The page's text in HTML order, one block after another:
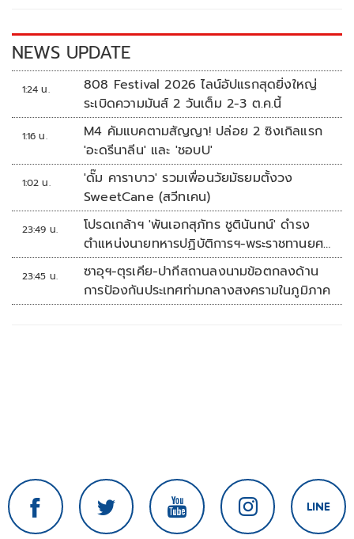
k k
NEWS UPDATE
1:24 น.
808 Festival 2026 ไลน์อัปแรกสุดยิ่งใหญ่
ระเบิดความมันส์ 2 วันเต็ม 2-3 ต.ค.นี้
1:16 น.
M4 คัมแบคตามสัญญา! ปล่อย 2 ซิงเกิลแรก
'อะดรีนาลีน' และ 'ชอบU'
1:02 น.
'ดั๊ม คาราบาว' รวมเพื่อนวัยมัธยมตั้งวง
SweetCane (สวีทเคน)
23:49 น.
โปรดเกล้าฯ 'พันเอกสุภัทร ชูตินันทน์' ดำรง
ตำแหน่งนายทหารปฏิบัติการฯ-พระราชทานยศ
'พลตรี'
23:45 น.
ซาอุฯ-ตุรเคีย-ปากีสถานลงนามข้อตกลงด้าน
การป้องกันประเทศท่ามกลางสงครามในภูมิภาค